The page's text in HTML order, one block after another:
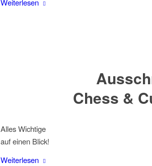
Weiterlesen
Chess &
Alles Wichtige
auf einen Blick!
Weiterlesen